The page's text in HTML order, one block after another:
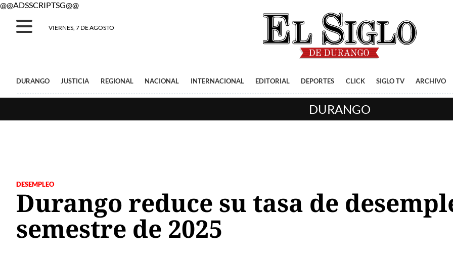
@@ADSSCRIPTSG@@
VIERNES, 7 DE AGOSTO
DURANGO JUSTICIA REGIONAL NACIONAL INTERNACIONAL EDITORIAL DEPORTES CLICK SIGLO TV ARCHIVO
DURANGO
DESEMPLEO
Durango reduce su tasa de
semestre de 2025